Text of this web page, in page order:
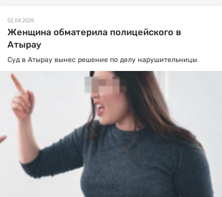
02.04.2026
Женщина обматерила полицейского в
Атырау
Суд в Атырау вынес решение по делу нарушительницы.